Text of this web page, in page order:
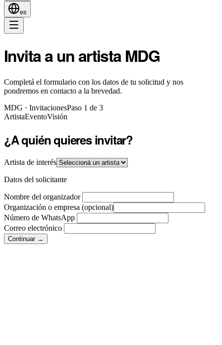
es
Invita a un artista MDG
Completá el formulario con los datos de tu solicitud y nos
pondremos en contacto a la brevedad.
MDG · InvitacionesPaso 1 de 3
ArtistaEventoVisión
¿A quién quieres invitar?
Artista de interés
Datos del solicitante
Nombre del organizador
Organización o empresa (opcional)
Número de WhatsApp
Correo electrónico
Continuar →